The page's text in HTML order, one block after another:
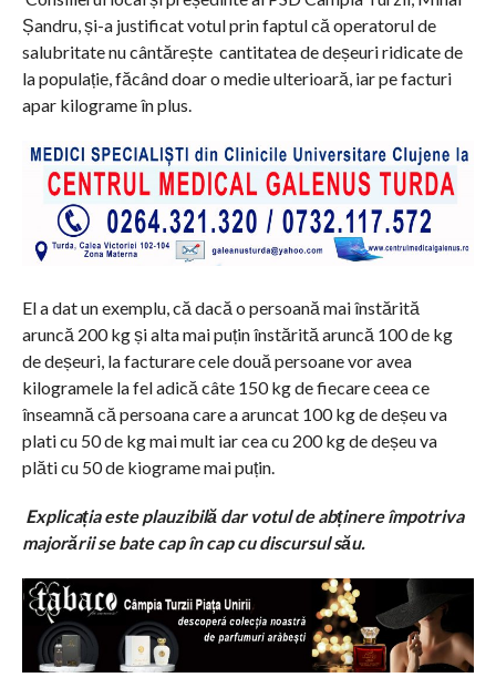
Șandru, și-a justificat votul prin faptul că operatorul de
salubritate nu cântărește cantitatea de deșeuri ridicate de
la populație, făcând doar o medie ulterioară, iar pe facturi
apar kilograme în plus.
El a dat un exemplu, că dacă o persoană mai înstărită
aruncă 200 kg și alta mai puțin înstărită aruncă 100 de kg
de deșeuri, la facturare cele două persoane vor avea
kilogramele la fel adică câte 150 kg de fiecare ceea ce
înseamnă că persoana care a aruncat 100 kg de deșeu va
plati cu 50 de kg mai mult iar cea cu 200 kg de deșeu va
plăti cu 50 de kiograme mai puțin.
Explicația este plauzibilă dar votul de abținere împotriva
majorării se bate cap în cap cu discursul său.